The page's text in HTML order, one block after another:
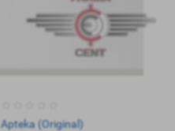
Apteka (Original)